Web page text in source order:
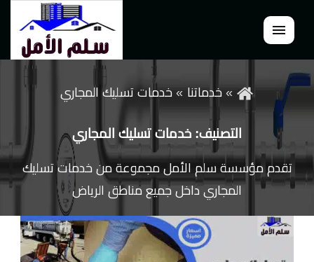
القائمة
خدماتنا خدمات تسليك المجاري
التصنيف: خدمات تسليك المجاري
تقدم مؤسسة سلم الأمل مجموعة من خدمات تسليك
المجاري داخل جميع مناطق الرياض